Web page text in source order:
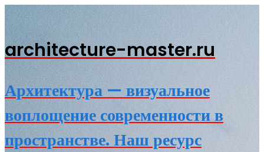
architecture-master.ru
Архитектура — визуальное
воплощение современности в
пространстве. Наш ресурс